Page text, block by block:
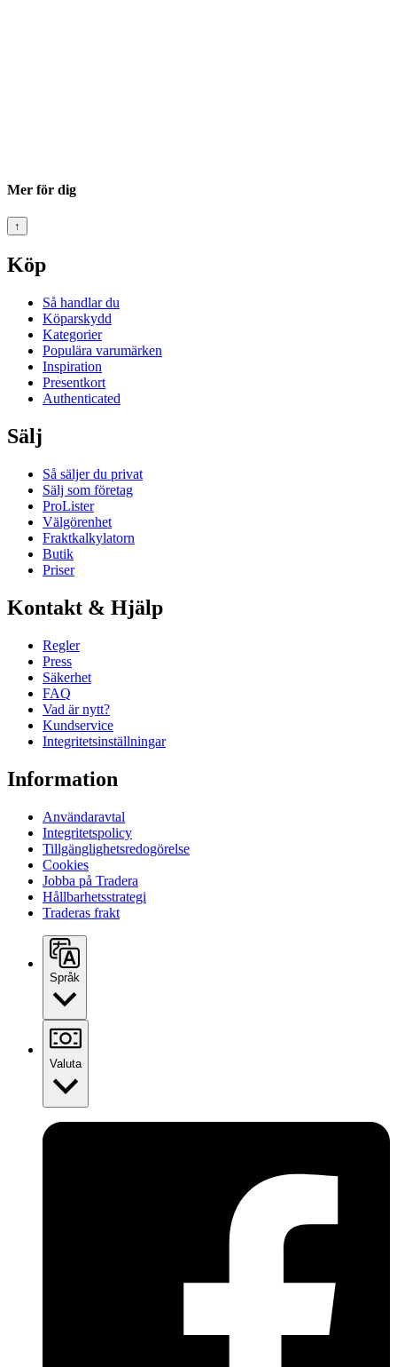
Mer för dig
↑
Köp
Så handlar du
Köparskydd
Kategorier
Populära varumärken
Inspiration
Presentkort
Authenticated
Sälj
Så säljer du privat
Sälj som företag
ProLister
Välgörenhet
Fraktkalkylatorn
Butik
Priser
Kontakt & Hjälp
Regler
Press
Säkerhet
FAQ
Vad är nytt?
Kundservice
Integritetsinställningar
Information
Användaravtal
Integritetspolicy
Tillgänglighetsredogörelse
Cookies
Jobba på Tradera
Hållbarhetsstrategi
Traderas frakt
Språk
Valuta